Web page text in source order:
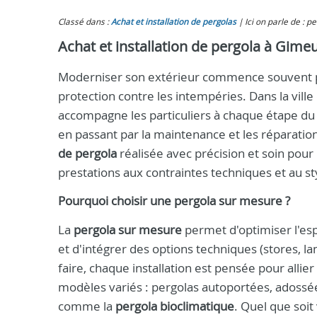
Classé dans :Achat et installation de pergolas Ici on parle de :
Achat et installation de pergola à
Moderniser son extérieur commence
protection contre les intempéries. Dans la
accompagne les particuliers à chaque étape
en passant par la maintenance et les
de pergola réalisée avec précision et soin
prestations aux contraintes techniques et au
Pourquoi choisir une pergola sur mesure ?
La pergola sur mesure permet d'optimiser
et d'intégrer des options techniques (stores,
faire, chaque installation est pensée pour allier
modèles variés : pergolas autoportées,
comme la pergola bioclimatique. Quel que